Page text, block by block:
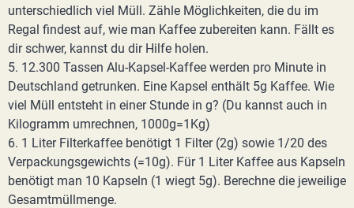
unterschiedlich viel Müll. Zähle Möglichkeiten, die du im
Regal findest auf, wie man Kaffee zubereiten kann. Fällt es
dir schwer, kannst du dir Hilfe holen.
5. 12.300 Tassen Alu-Kapsel-Kaffee werden pro Minute in
Deutschland getrunken. Eine Kapsel enthält 5g Kaffee. Wie
viel Müll entsteht in einer Stunde in g? (Du kannst auch in
Kilogramm umrechnen, 1000g=1Kg)
6. 1 Liter Filterkaffee benötigt 1 Filter (2g) sowie 1/20 des
Verpackungsgewichts (=10g). Für 1 Liter Kaffee aus Kapseln
benötigt man 10 Kapseln (1 wiegt 5g). Berechne die jeweilige
Gesamtmüllmenge.